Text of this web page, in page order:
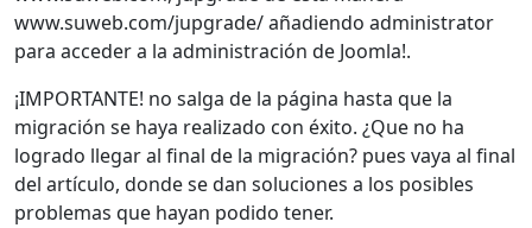
www.suweb.com/jupgrade/ añadiendo administrator
para acceder a la administración de Joomla!.
¡IMPORTANTE! no salga de la página hasta que la
migración se haya realizado con éxito. ¿Que no ha
logrado llegar al final de la migración? pues vaya al final
del artículo, donde se dan soluciones a los posibles
problemas que hayan podido tener.